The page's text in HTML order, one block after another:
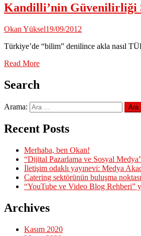
Kandilli’nin Güvenilirliği
Okan Yüksel19/09/2012
Türkiye’de “bilim” denilince akla nasıl
Read More
Search
Arama:
Recent Posts
Merhaba, ben Okan!
“Dijital Pazarlama ve Sosyal
İletişim odaklı yayınevi: Medya
Catering sektörünün buluşma
“YouTube ve Video Blog Rehberi”
Archives
Kasım 2020